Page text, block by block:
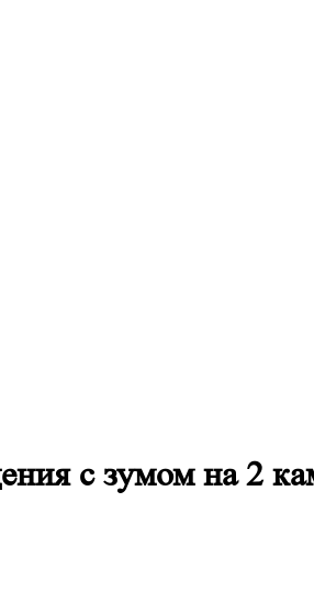
с зумом на 2